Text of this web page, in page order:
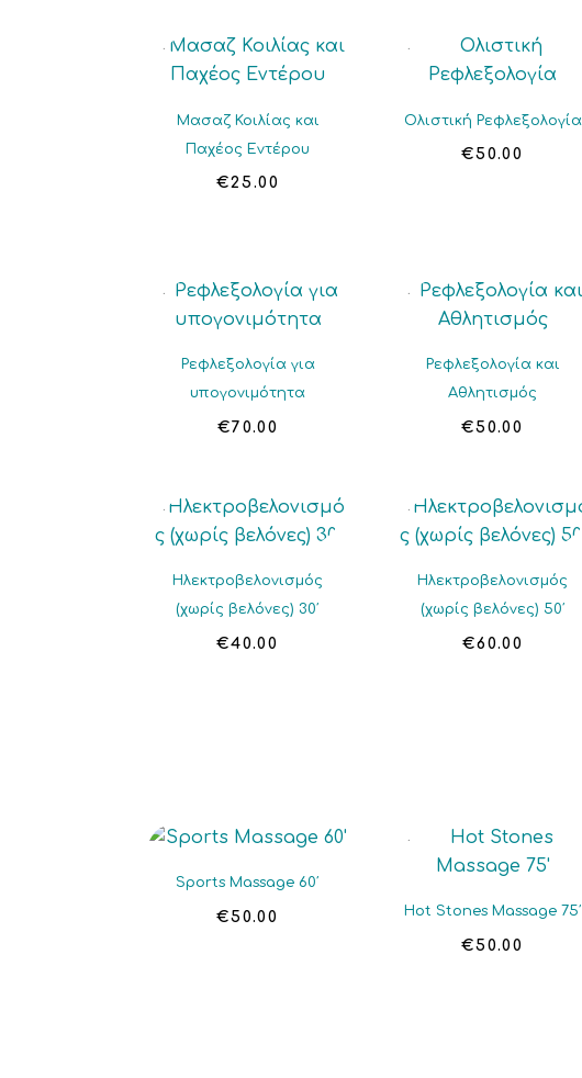
Μασαζ Κοιλίας και
Παχέος Εντέρου
€25.00
Ολιστική Ρεφλεξολογία
€50.00
Ρεφλεξολογία για
υπογονιμότητα
€70.00
Ρεφλεξολογία και
Αθλητισμός
€50.00
Ηλεκτροβελονισμός
(χωρίς βελόνες) 30′
€40.00
Ηλεκτροβελονισμός
(χωρίς βελόνες) 50′
€60.00
Sports Massage 60′
€50.00 Hot Stones Massage 75′
€50.00